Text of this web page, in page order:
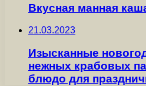
Вкусная манная
21.03.2023
Изысканные
нежных крабовых
блюдо для